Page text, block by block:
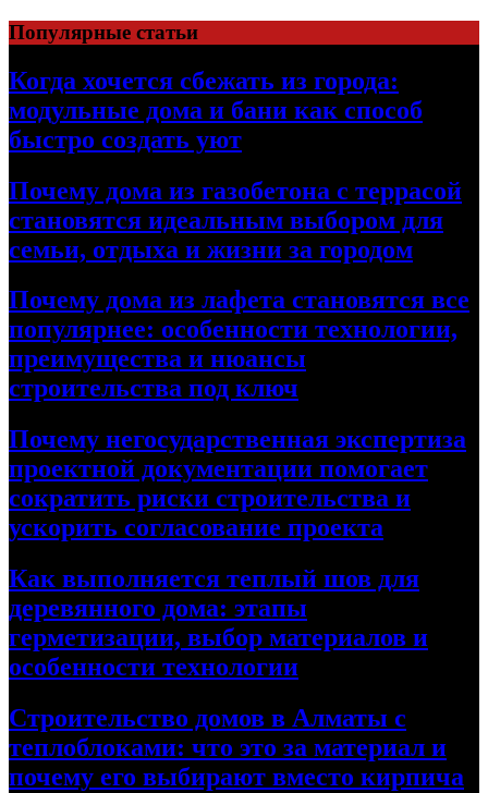
Перейти
к
содержимому
Популярные статьи
Когда хочется сбежать из города:
модульные дома и бани как способ
быстро создать уют
Почему дома из газобетона с террасой
становятся идеальным выбором для
семьи, отдыха и жизни за городом
Почему дома из лафета становятся все
популярнее: особенности технологии,
преимущества и нюансы
строительства под ключ
Почему негосударственная экспертиза
проектной документации помогает
сократить риски строительства и
ускорить согласование проекта
Как выполняется теплый шов для
деревянного дома: этапы
герметизации, выбор материалов и
особенности технологии
Строительство домов в Алматы с
теплоблоками: что это за материал и
почему его выбирают вместо кирпича